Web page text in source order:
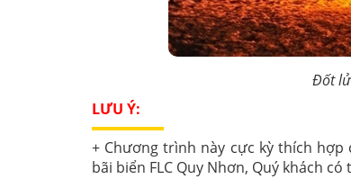
Đốt
LƯU Ý:
+ Chương trình này cực kỳ thích hợp
bãi biển FLC Quy Nhơn, Quý khách